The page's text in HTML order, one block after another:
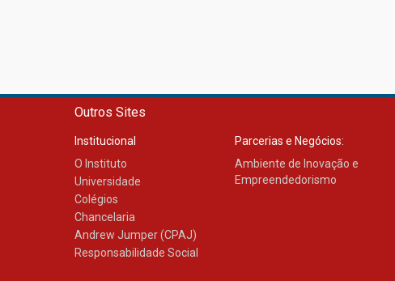
Outros Sites
Institucional
O Instituto
Universidade
Colégios
Chancelaria
Andrew Jumper (CPAJ)
Responsabilidade Social
Parcerias e Negócios:
Ambiente de Inovação e
Empreendedorismo